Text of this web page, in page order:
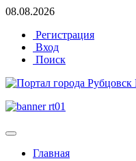
08.08.2026
Регистрация
Вход
Поиск
Главная